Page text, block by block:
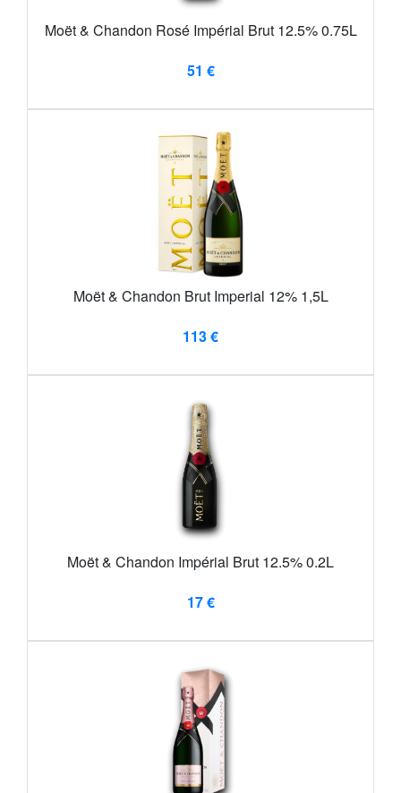
Moët & Chandon Rosé Impérial Brut 12.5% 0.75L
51 €
Moët & Chandon Brut Imperial 12% 1,5L
113 €
Moët & Chandon Impérial Brut 12.5% 0.2L
17 €